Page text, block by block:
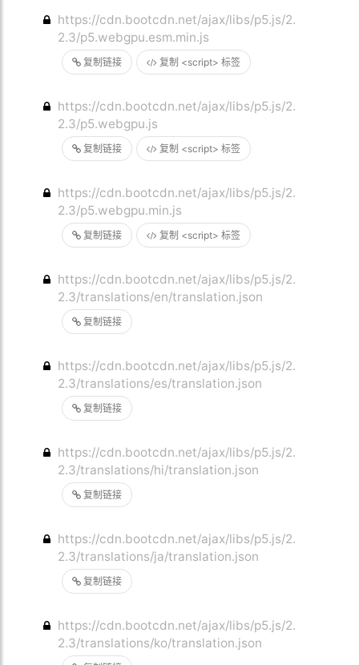
复制链接 复制 <script> 标签
https://cdn.bootcdn.net/ajax/libs/p5.js/2.
2.3/p5.webgpu.esm.min.js
复制链接 复制 <script> 标签
https://cdn.bootcdn.net/ajax/libs/p5.js/2.
2.3/p5.webgpu.js
复制链接 复制 <script> 标签
https://cdn.bootcdn.net/ajax/libs/p5.js/2.
2.3/p5.webgpu.min.js
复制链接
https://cdn.bootcdn.net/ajax/libs/p5.js/2.
2.3/translations/en/translation.json
复制链接
https://cdn.bootcdn.net/ajax/libs/p5.js/2.
2.3/translations/es/translation.json
复制链接
https://cdn.bootcdn.net/ajax/libs/p5.js/2.
2.3/translations/hi/translation.json
复制链接
https://cdn.bootcdn.net/ajax/libs/p5.js/2.
2.3/translations/ja/translation.json
https://cdn.bootcdn.net/ajax/libs/p5.js/2.
2.3/translations/ko/translation.json